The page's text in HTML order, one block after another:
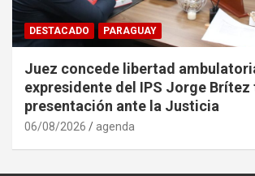
DESTACADO PARAGUAY
Juez concede libertad
expresidente del IPS Jorge Brítez
presentación ante la Justicia
06/08/2026 agenda